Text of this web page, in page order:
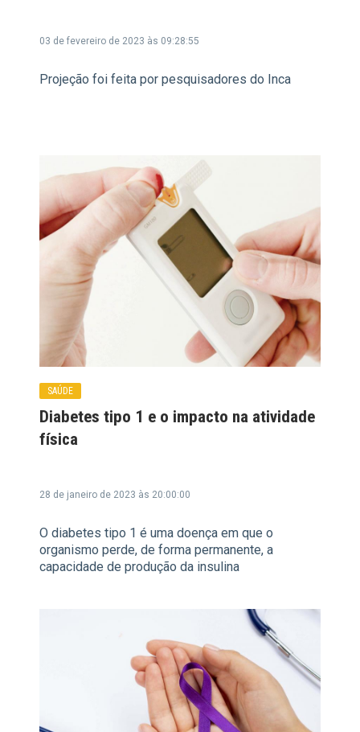
03 de fevereiro de 2023 às 09:28:55
Projeção foi feita por pesquisadores do Inca
SAÚDE
Diabetes tipo 1 e o impacto na atividade
física
28 de janeiro de 2023 às 20:00:00
O diabetes tipo 1 é uma doença em que o
organismo perde, de forma permanente, a
capacidade de produção da insulina